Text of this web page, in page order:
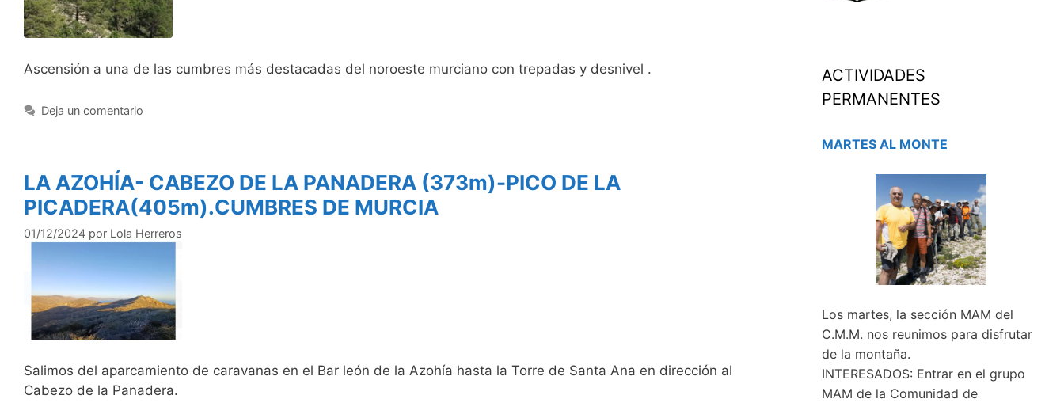
Ascensión a una de las cumbres más destacadas del noroeste murciano con trepadas y desnivel .
Deja un comentario
LA AZOHÍA- CABEZO DE LA PANADERA (373m)-PICO DE LA
PICADERA(405m).CUMBRES DE MURCIA
01/12/2024 por Lola Herreros
Salimos del aparcamiento de caravanas en el Bar león de la Azohía hasta la Torre de Santa Ana en dirección al
Cabezo de la Panadera.
ACTIVIDADES
PERMANENTES
MARTES AL MONTE
Los martes, la sección MAM del
C.M.M. nos reunimos para disfrutar
de la montaña.
INTERESADOS: Entrar en el grupo
MAM de la Comunidad de